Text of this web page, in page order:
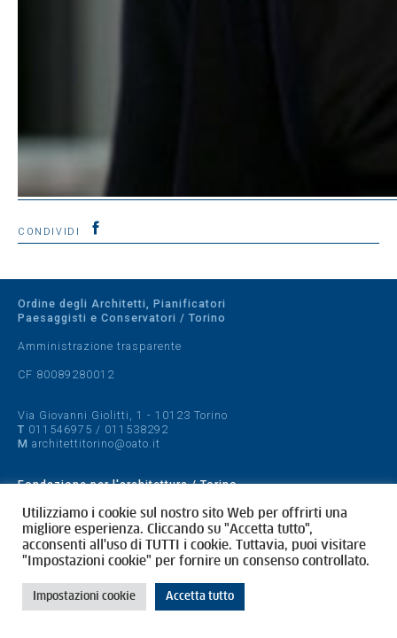
CONDIVIDI
Ordine degli Architetti, Pianificatori
Paesaggisti e Conservatori / Torino
Amministrazione trasparente
CF 80089280012
Via Giovanni Giolitti, 1 - 10123 Torino
T 011546975 / 011538292
M architettitorino@oato.it
Fondazione per l'architettura / Torino
Designed by quattrolinee.it
Cookie Policy
Privacy Policy
Utilizziamo i cookie sul nostro sito Web per offrirti una
migliore esperienza. Cliccando su "Accetta tutto",
acconsenti all'uso di TUTTI i cookie. Tuttavia, puoi visitare
"Impostazioni cookie" per fornire un consenso controllato.
Impostazioni cookie Accetta tutto